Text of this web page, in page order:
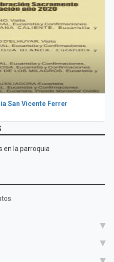
San Vicente Ferrer
en la parroquia